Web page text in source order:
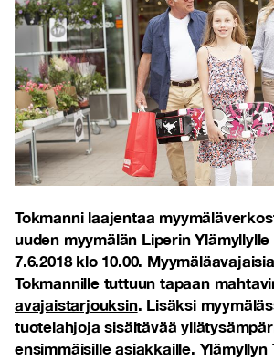
Tokmanni laajentaa
uuden myymälän Liperin
7.6.2018 klo 10.00.
Tokmannille tuttuun tapaan
avajaistarjouksin. Lisäksi
tuotelahjoja sisältävää
ensimmäisille asiakkaille. Ylämyllyn